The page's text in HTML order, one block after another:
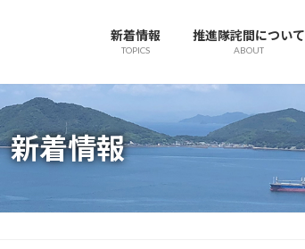
新着情報
TOPICS
推進隊詫間について
ABOUT
新着情報